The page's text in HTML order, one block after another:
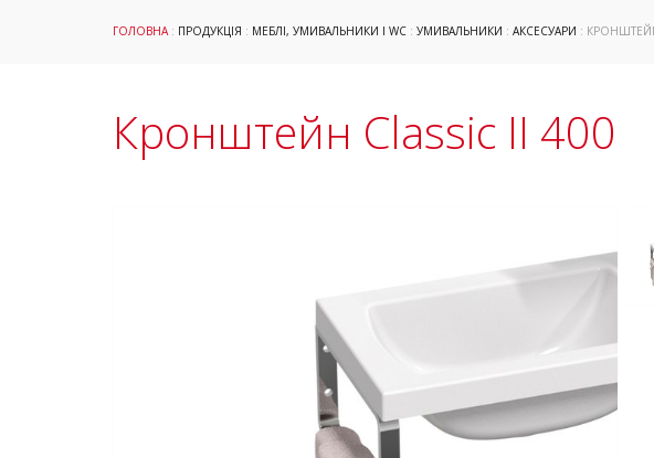
ГОЛОВНА: ПРОДУКЦІЯ : МЕБЛІ, УМИВАЛЬНИКИ І WC : УМИВАЛЬНИКИ : АКСЕСУАРИ : КРОНШТЕЙН
Кронштейн Classic II 400